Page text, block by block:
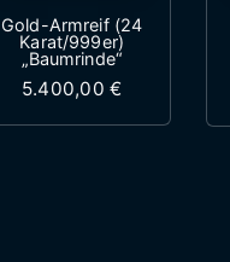
Gold-Armreif (24
Karat/999er)
„Baumrinde“
5.400,00€
Dieses